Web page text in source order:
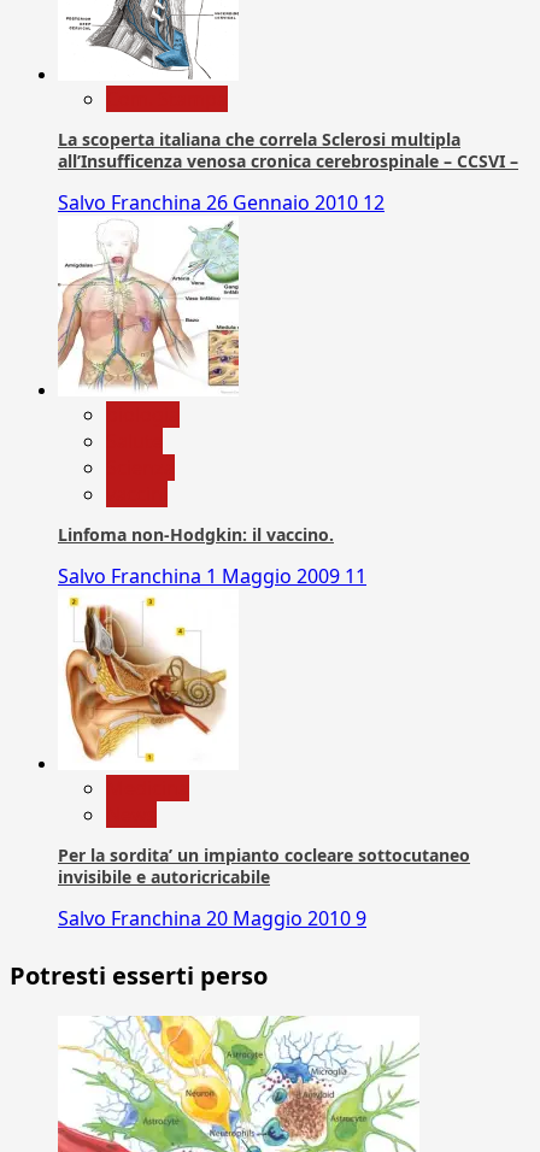
La scoperta italiana che correla Sclerosi multipla
all’Insufficenza venosa cronica cerebrospinale – CCSVI –
Salvo Franchina 26 Gennaio 2010 12
Linfoma non-Hodgkin: il vaccino.
Salvo Franchina 1 Maggio 2009 11
Per la sordita’ un impianto cocleare sottocutaneo
invisibile e autoricricabile
Salvo Franchina 20 Maggio 20109
Potresti esserti perso